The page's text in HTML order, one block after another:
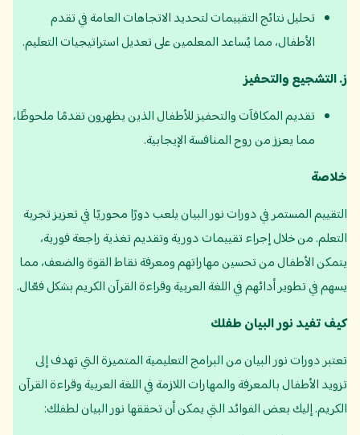
تحليل نتائج التقييمات لتحديد الاتجاهات العامة في تقدم
الأطفال، مما يُساعد المعلمين على تعديل استراتيجيات التعليم.
ز.التشجيع والتحفيز
تقديم المكافآت والتحفيز للأطفال الذين يظهرون تقدمًا ملحوظًا،
مما يعزز من روح المنافسة الإيجابية.
خلاصة
التقييم المستمر في دورات نور البيان يلعب دورًا محوريًا في تعزيز تجربة
التعلم. من خلال إجراء تقييمات دورية وتقديم تغذية راجعة فورية،
يتمكن الأطفال من تحسين مهاراتهم ومعرفة نقاط القوة والضعف، مما
يسهم في تطوير أدائهم في اللغة العربية وقراءة القرآن الكريم بشكل فعّال.
كيف تفيد نور البيان طفلك
تعتبر دورات نور البيان من البرامج التعليمية المتميزة التي تهدف إلى
تزويد الأطفال بالمعرفة والمهارات اللازمة في اللغة العربية وقراءة القرآن
الكريم. إليك بعض الفوائد التي يمكن أن تحققها نور البيان لطفلك: